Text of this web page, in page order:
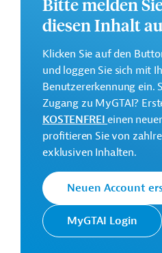
GTAI informiert über die
und praktische Hinweise zur
Gesamtkosten:
110 Millionen Euro
Geberbeitrag:
45 Millionen Euro
Kontaktadressen
Die
Bitte melden
diesen Inhalt
Klicken Sie auf den
und loggen Sie sich mit
Benutzererkennung ein.
Zugang zu MyGTAI?
KOSTENFREIeinen
profitieren Sie von
exklusiven Inhalten.
Neuen Account
MyGTAI Login